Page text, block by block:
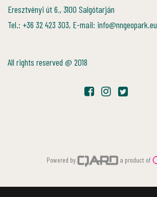
Eresztvényi út 6., 3100 Salgótarján
Tel.: +36 32 423 303, E-mail: info@nngeopark.eu
All rights reserved @ 2018
Powered by a product of